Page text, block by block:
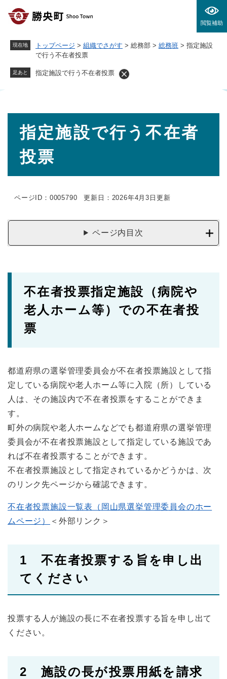
閲覧補助
現在地 トップページ > 組織でさがす > 総務部 > 総務班 > 指定施設
で行う不在者投票
足あと 指定施設で行う不在者投票
指定施設で行う不在者
投票
ページID：0005790 更新日：2026年4月3日更新
ページ内目次
不在者投票指定施設（病院や
老人ホーム等）での不在者投
票
都道府県の選挙管理委員会が不在者投票施設として指
定している病院や老人ホーム等に入院（所）している
人は、その施設内で不在者投票をすることができま
す。
町外の病院や老人ホームなどでも都道府県の選挙管理
委員会が不在者投票施設として指定している施設であ
れば不在者投票することができます。
不在者投票施設として指定されているかどうかは、次
のリンク先ページから確認できます。
不在者投票施設一覧表（岡山県選挙管理委員会のホー
ムページ）
＜外部リンク＞
1 不在者投票する旨を申し出
てください
投票する人が施設の長に不在者投票する旨を申し出て
ください。
2 施設の長が投票用紙を請求